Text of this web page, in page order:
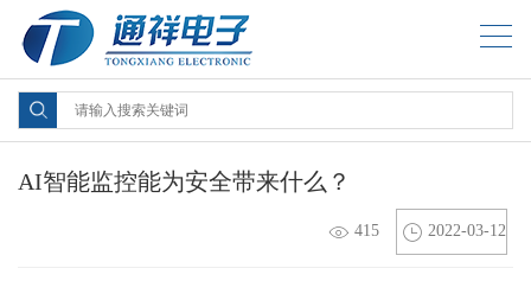
AI智能监控能为安全带来什么？
415 2022-03-12